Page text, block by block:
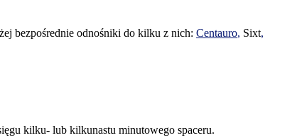
bezpośrednie odnośniki do kilku z nich: Centauro, Sixt,
kilku- lub kilkunastu minutowego spaceru.